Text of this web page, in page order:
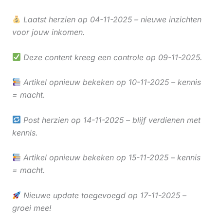
Laatst herzien op 04-11-2025 – nieuwe inzichten
voor jouw inkomen.
Deze content kreeg een controle op 09-11-2025.
Artikel opnieuw bekeken op 10-11-2025 – kennis
= macht.
Post herzien op 14-11-2025 – blijf verdienen met
kennis.
Artikel opnieuw bekeken op 15-11-2025 – kennis
= macht.
Nieuwe update toegevoegd op 17-11-2025 –
groei mee!